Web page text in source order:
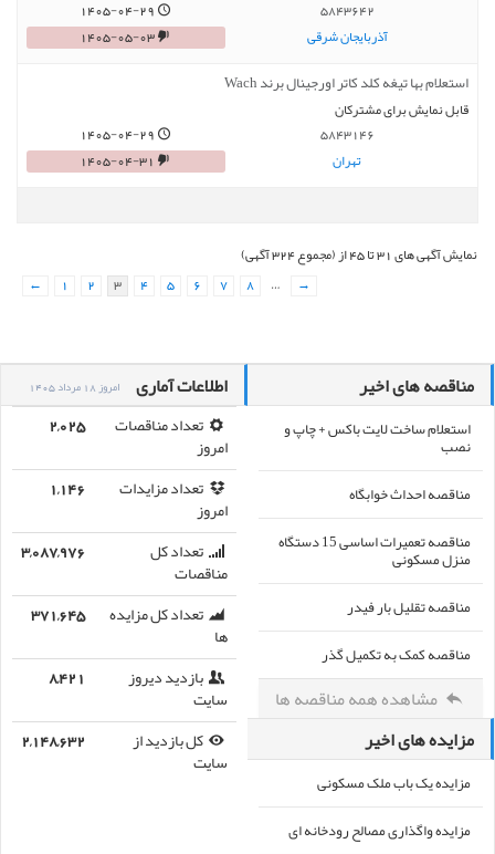
5843642
آذربایجان شرقی
1405-04-29
1405-05-03
استعلام بها تیغه کلد کاتر اورجینال برند Wach
قابل نمایش برای مشترکان
5843146
تهران
1405-04-29
1405-04-31
نمایش آگهی های 31 تا 45 از (مجموع 324 آگهی)
←
1 2 3 4 5 6 7 8 … →
اطلاعات آماری امروز 18 مرداد 1405
تعداد مناقصات
امروز
2,025
تعداد مزایدات
امروز
1,146
تعداد کل
مناقصات
3,087,976
تعداد کل مزایده
ها
371,645
بازدید دیروز
سایت
8,421
کل بازدید از
سایت
2,148,632
مناقصه های اخیر
استعلام ساخت لایت باکس + چاپ و
نصب
مناقصه احداث خوابگاه
مناقصه تعمیرات اساسی 15 دستگاه
منزل مسکونی
مناقصه تقلیل بار فیدر
مناقصه کمک به تکمیل گذر
مشاهده همه مناقصه ها
مزایده های اخیر
مزایده یک باب ملک مسکونی
مزایده واگذاری مصالح رودخانه ای